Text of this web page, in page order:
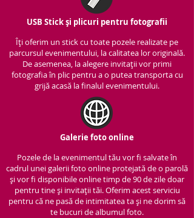
USB Stick și plicuri pentru fotografii
Îți oferim un stick cu toate pozele realizate pe
parcursul evenimentului, la calitatea lor originală.
De asemenea, la alegere invitații vor primi
fotografia în plic pentru a o putea transporta cu
grijă acasă la finalul evenimentului.
Galerie foto online
Pozele de la evenimentul tău vor fi salvate în
cadrul unei galerii foto online protejată de o parolă
și vor fi disponibile online timp de 90 de zile doar
pentru tine și invitații tăi. Oferim acest serviciu
pentru că ne pasă de intimitatea ta și ne dorim să
te bucuri de albumul foto.